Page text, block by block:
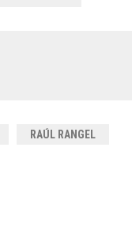
RAÚL RANGEL